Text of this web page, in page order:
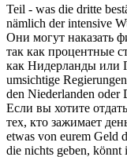
Teil - was die dritte
nämlich der intensive
Они могут наказать
так как процентные
как Нидерланды или
umsichtige Regierungen
den Niederlanden oder
Если вы хотите
тех, кто зажимает
etwas von eurem Geld
die nichts geben, könnt